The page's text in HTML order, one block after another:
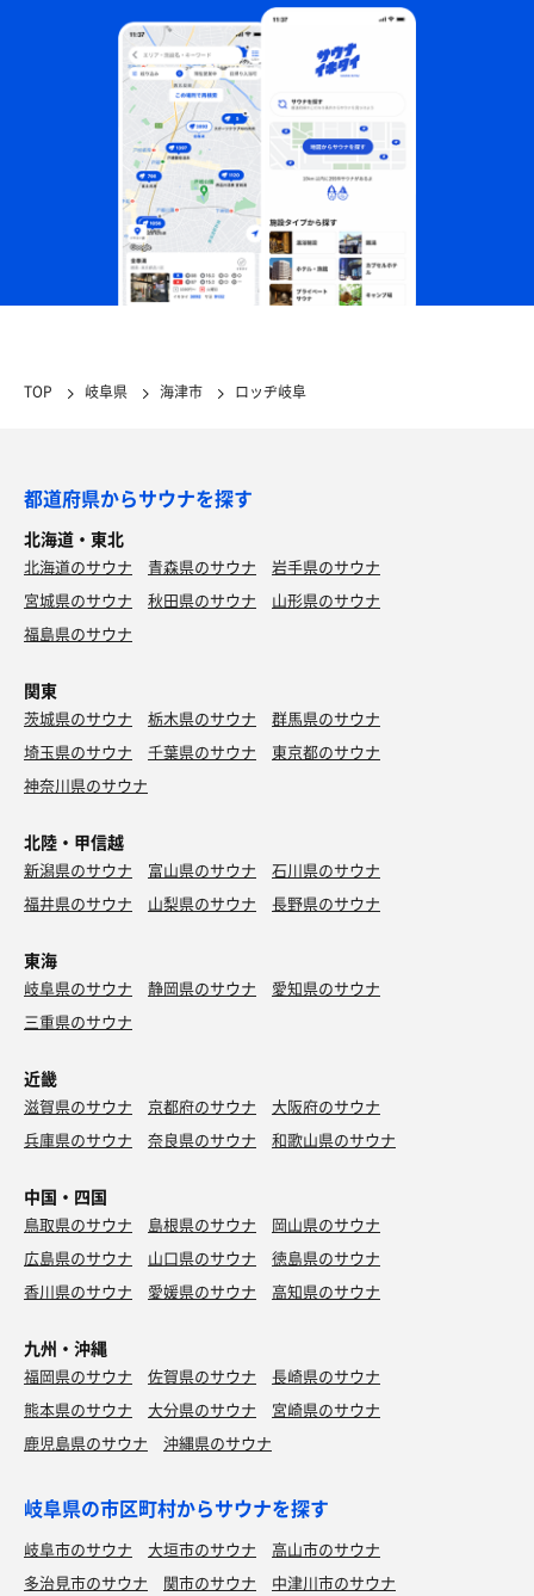
TOP 岐阜県 海津市 ロッヂ岐阜
都道府県からサウナを探す
北海道・東北
北海道のサウナ 青森県のサウナ
岩手県のサウナ
宮城県のサウナ
秋田県のサウナ
山形県のサウナ
福島県のサウナ
関東
茨城県のサウナ 栃木県のサウナ
群馬県のサウナ
埼玉県のサウナ
千葉県のサウナ
東京都のサウナ
神奈川県のサウナ
北陸・甲信越
新潟県のサウナ 富山県のサウナ
石川県のサウナ
福井県のサウナ
山梨県のサウナ 長野県のサウナ
東海
岐阜県のサウナ 静岡県のサウナ
愛知県のサウナ
三重県のサウナ
近畿
滋賀県のサウナ 京都府のサウナ
大阪府のサウナ
兵庫県のサウナ
奈良県のサウナ 和歌山県のサウナ
中国・四国
鳥取県のサウナ 島根県のサウナ
岡山県のサウナ
広島県のサウナ
山口県のサウナ
徳島県のサウナ
香川県のサウナ
愛媛県のサウナ 高知県のサウナ
九州・沖縄
福岡県のサウナ 佐賀県のサウナ
長崎県のサウナ
熊本県のサウナ
大分県のサウナ
宮崎県のサウナ
鹿児島県のサウナ
沖縄県のサウナ
岐阜県の市区町村からサウナを探す
岐阜市のサウナ 大垣市のサウナ
高山市のサウナ
多治見市のサウナ
関市のサウナ
中津川市のサウナ